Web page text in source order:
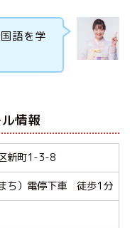
語を学
情報
新町1-3-8
ち）電停下車 徒歩1分